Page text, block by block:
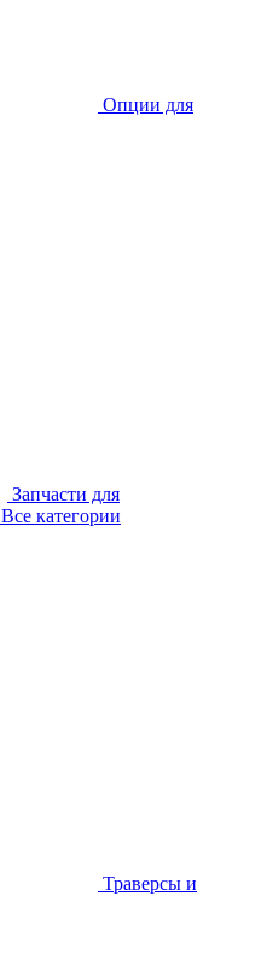
Опции для
Запчасти для
Все категории
Траверсы и